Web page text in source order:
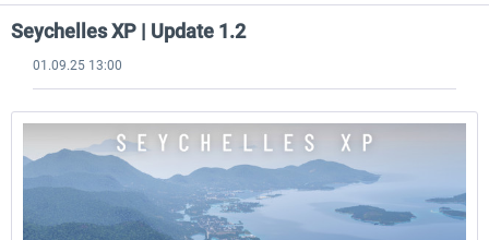
Seychelles XP | Update 1.2
01.09.25 13:00